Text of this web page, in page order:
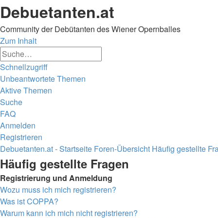
Debuetanten.at
Community der Debütanten des Wiener Opernballes
Zum Inhalt
Schnellzugriff
Unbeantwortete Themen
Aktive Themen
Suche
FAQ
Anmelden
Registrieren
Debuetanten.at - Startseite Foren-Übersicht Häufig gestellte
Suche
Häufig gestellte Fragen
Registrierung und Anmeldung
Wozu muss ich mich registrieren?
Was ist COPPA?
Warum kann ich mich nicht registrieren?